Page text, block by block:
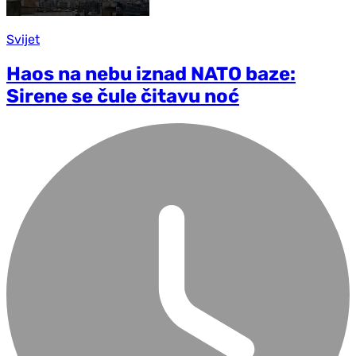
Svijet
Haos na nebu iznad NATO baze:
Sirene se čule čitavu noć